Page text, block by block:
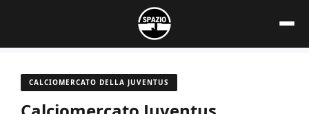
contenuto
CALCIOMERCATO DELLA JUVENTUS